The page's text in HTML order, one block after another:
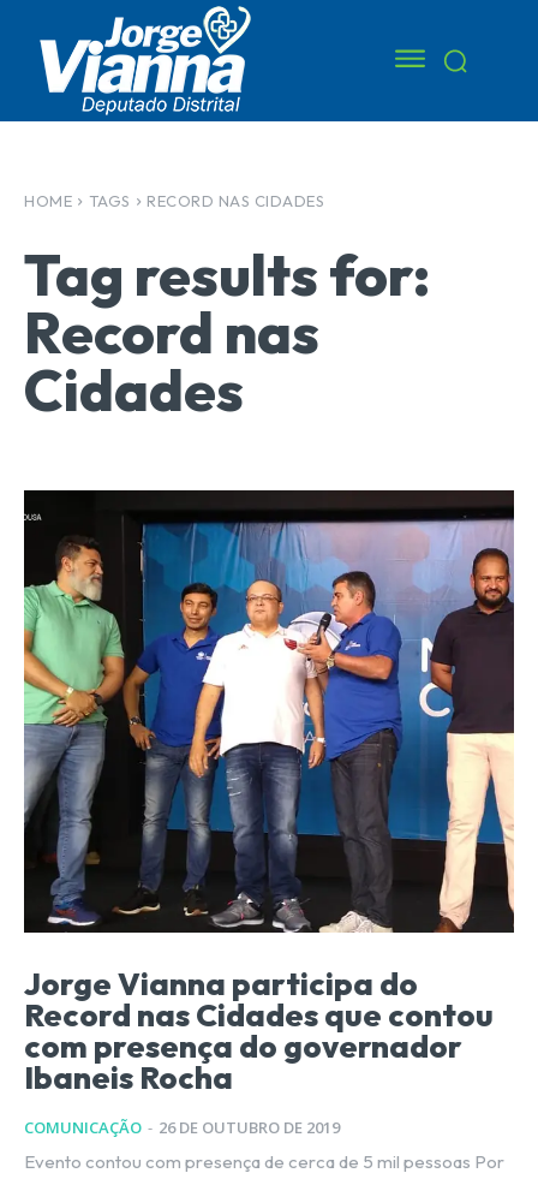
HOME TAGS RECORD NAS CIDADES
Tag results for:
Record nas
Cidades
Jorge Vianna participa do
Record nas Cidades que contou
com presença do governador
Ibaneis Rocha
COMUNICAÇÃO - 26 DE OUTUBRO DE 2019
Evento contou com presença de cerca de 5 mil pessoas Por